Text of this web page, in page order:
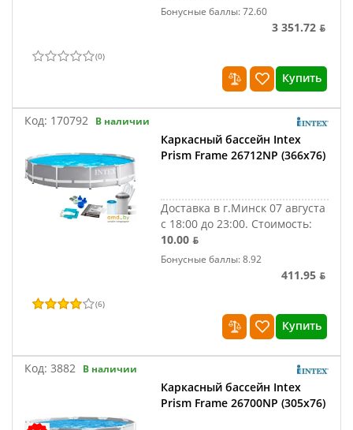
Бонусные баллы: 72.60
3 351.72 ƃ
(0)
Купить
Код: 170792 В наличии
Каркасный бассейн Intex
Prism Frame 26712NP (366х76)
Доставка в г.Минск 07 августа
с 18:00 до 23:00. Стоимость:
10.00 ƃ
Бонусные баллы: 8.92
411.95 ƃ
(6)
Купить
Код: 3882 В наличии
Каркасный бассейн Intex
Prism Frame 26700NP (305х76)